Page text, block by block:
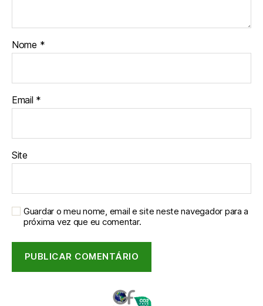
Nome *
Email *
Site
Guardar o meu nome, email e site neste navegador para a
próxima vez que eu comentar.